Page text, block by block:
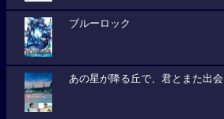
ブルーロック
あの星が降る丘で、君とまた出会